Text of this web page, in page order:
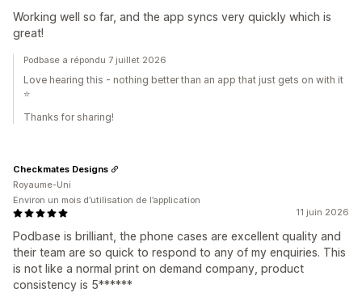
Working well so far, and the app syncs very quickly which is
great!
Podbase a répondu 7 juillet 2026
Love hearing this - nothing better than an app that just gets on with it
⭐
Thanks for sharing!
11 juin 2026
Podbase is brilliant, the phone cases are excellent quality and
their team are so quick to respond to any of my enquiries. This
is not like a normal print on demand company, product
consistency is 5******
Checkmates Designs
Royaume-Uni
Environ un mois d’utilisation de l’application